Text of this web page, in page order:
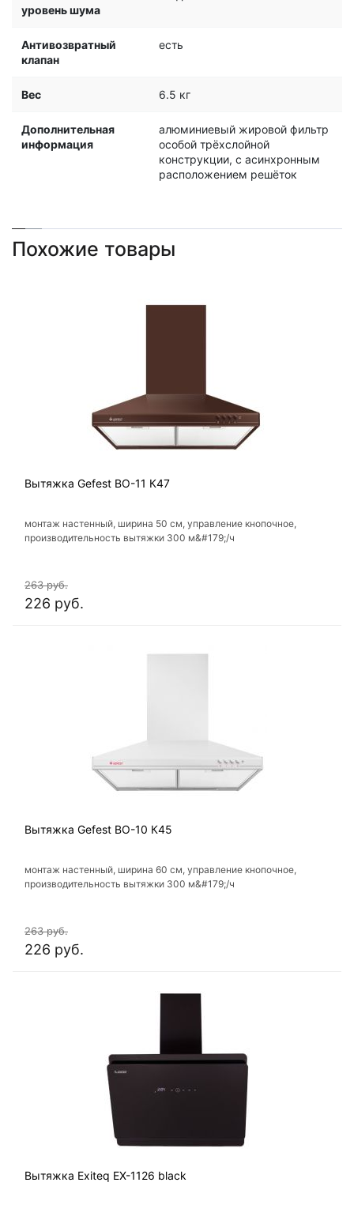
уровень шума
Антивозвратный
клапан
есть
Вес 6.5 кг
Дополнительная
информация
алюминиевый жировой фильтр
особой трёхслойной
конструкции, с асинхронным
расположением решёток
Похожие товары
Вытяжка Gefest ВО-11 К47
монтаж настенный, ширина 50 см, управление кнопочное,
производительность вытяжки 300 м&#179;/ч
263 руб.
226 руб.
Вытяжка Gefest ВО-10 К45
монтаж настенный, ширина 60 см, управление кнопочное,
производительность вытяжки 300 м&#179;/ч
263 руб.
226 руб.
Вытяжка Exiteq EX-1126 black